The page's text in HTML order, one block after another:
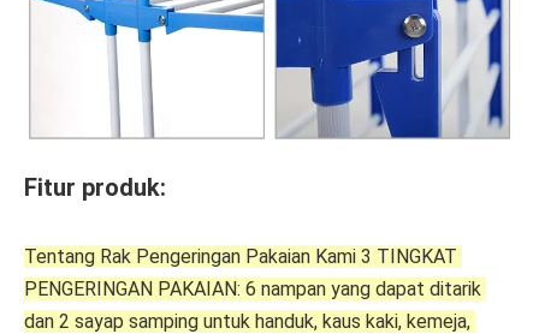
Fitur produk:
Tentang Rak Pengeringan Pakaian Kami 3 TINGKAT
PENGERINGAN PAKAIAN: 6 nampan yang dapat ditarik
dan 2 sayap samping untuk handuk, kaus kaki, kemeja,